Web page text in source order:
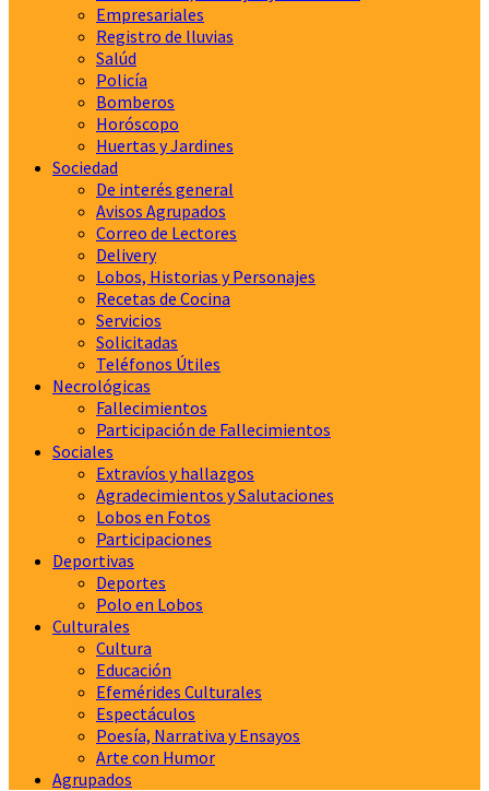
Empresariales
Registro de lluvias
Salúd
Policía
Bomberos
Horóscopo
Huertas y Jardines
Sociedad
De interés general
Avisos Agrupados
Correo de Lectores
Delivery
Lobos, Historias y Personajes
Recetas de Cocina
Servicios
Solicitadas
Teléfonos Útiles
Necrológicas
Fallecimientos
Participación de Fallecimientos
Sociales
Extravíos y hallazgos
Agradecimientos y Salutaciones
Lobos en Fotos
Participaciones
Deportivas
Deportes
Polo en Lobos
Culturales
Cultura
Educación
Efemérides Culturales
Espectáculos
Poesía, Narrativa y Ensayos
Arte con Humor
Agrupados